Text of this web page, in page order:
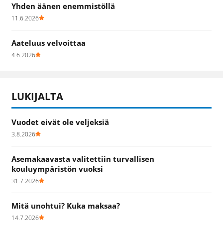
Yhden äänen enemmistöllä
11.6.2026
Aateluus velvoittaa
4.6.2026
LUKIJALTA
Vuodet eivät ole veljeksiä
3.8.2026
Asemakaavasta valitettiin turvallisen
kouluympäristön vuoksi
31.7.2026
Mitä unohtui? Kuka maksaa?
14.7.2026